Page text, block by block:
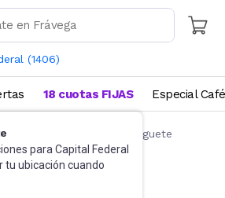
(1406)
para Capital Federal
tu ubicación cuando
18 cuotas FIJAS Especial Café
Autitos de juguete